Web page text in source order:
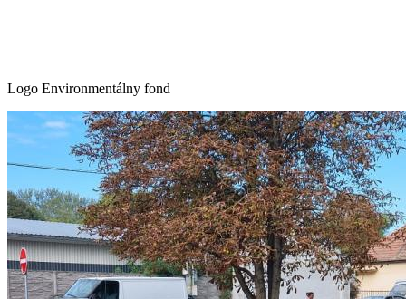
Logo Environmentálny fond